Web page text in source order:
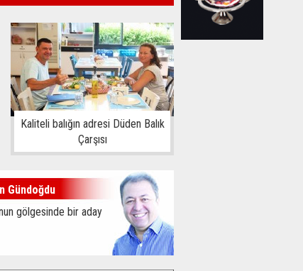
Kaliteli balığın adresi Düden Balık
Çarşısı
Gündoğdu
gölgesinde bir aday